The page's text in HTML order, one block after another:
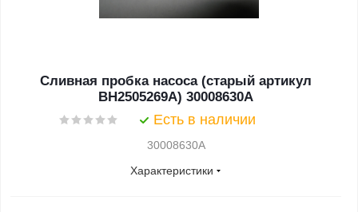
Сливная пробка насоса (старый артикул
BH2505269A) 30008630A
Есть в наличии
30008630A
Характеристики